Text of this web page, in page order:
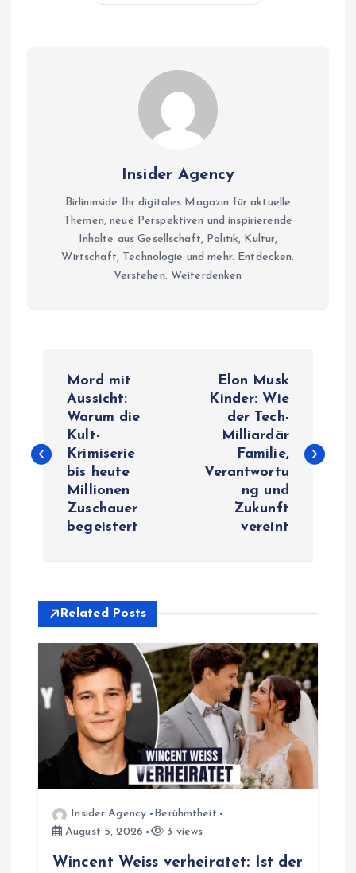
Insider Agency
Birlininside Ihr digitales Magazin für aktuelle
Themen, neue Perspektiven und inspirierende
Inhalte aus Gesellschaft, Politik, Kultur,
Wirtschaft, Technologie und mehr. Entdecken.
Verstehen. Weiterdenken
s
v
g
a
t
Mord mit
Aussicht:
Warum die
Kult-
Krimiserie
bis heute
Millionen
Zuschauer
begeistert
Elon Musk
Kinder: Wie
der Tech-
Milliardär
Familie,
Verantwortu
ng und
Zukunft
vereint
Related Posts
Insider Agency
Berühmtheit
August 5, 2026
3 views
Wincent Weiss verheiratet: Ist der